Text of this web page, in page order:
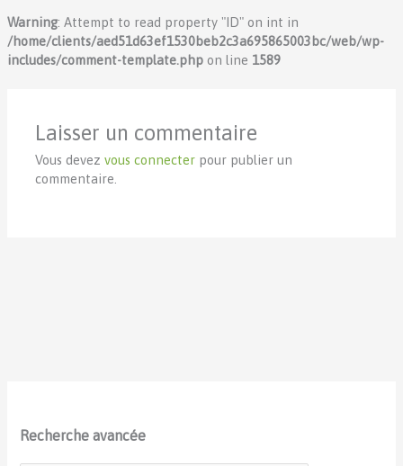
Warning: Attempt to read property "ID" on int in
/home/clients/aed51d63ef1530beb2c3a695865003bc/web/wp-
includes/comment-template.phpon line 1589
Laisser un commentaire
Vous devezvous connecter pour publier un
commentaire.
Recherche avancée